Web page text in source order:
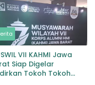
VII KAHMI Jawa
Siap Digelar
Tokoh Tokoh